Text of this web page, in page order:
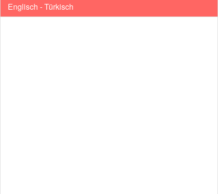
Englisch - Türkisch